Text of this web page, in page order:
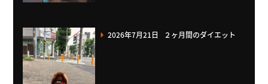
2026年7月21日 ２ヶ月間のダイエット